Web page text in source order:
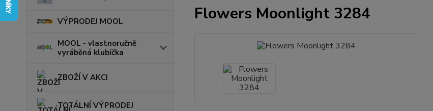
VÝPRODEJ MOOL
MOOL - vlastnoručně
vyráběná klubíčka
ZBOŽÍ V AKCI
TOTÁLNÍ VÝPRODEJ
Flowers Moonlight 3284